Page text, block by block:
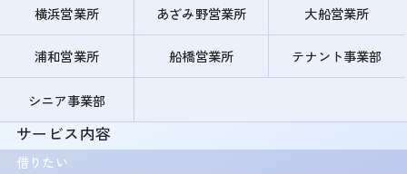
横浜営業所 あざみ野営業所 大船営業所
浦和営業所 船橋営業所 テナント事業部
シニア事業部
サービス内容
借りたい